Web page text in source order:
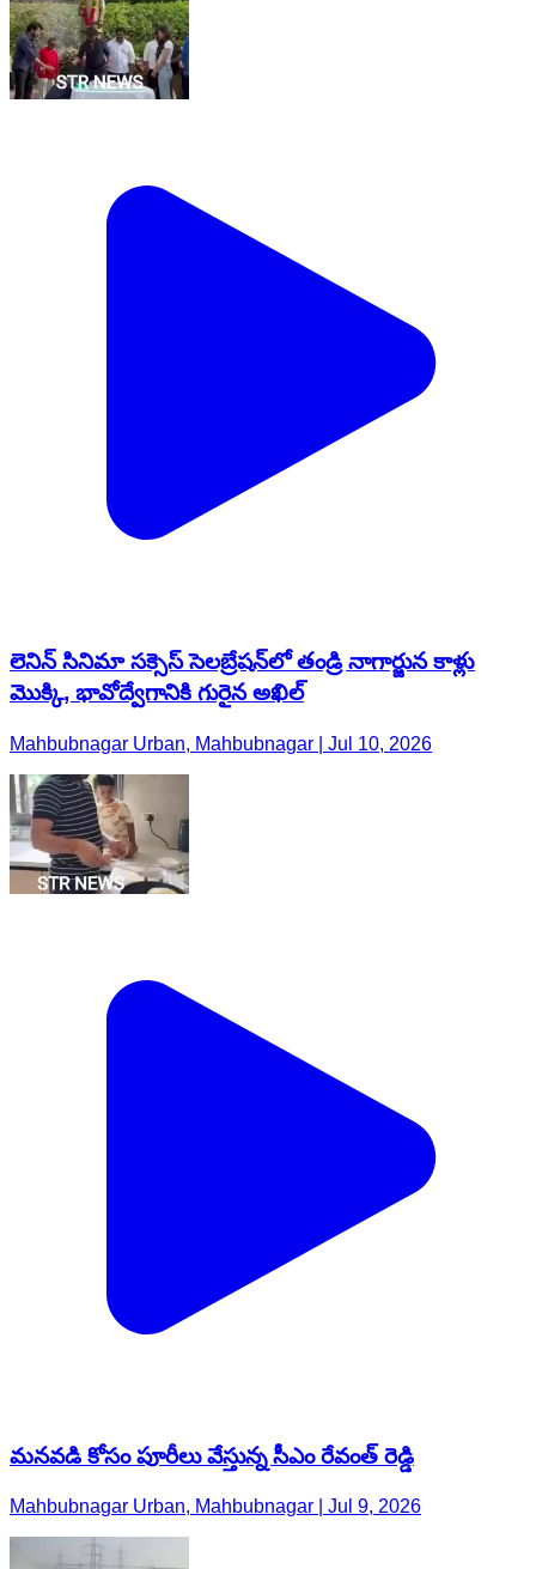
లెనిన్ సినిమా సక్సెస్ సెలబ్రేషన్‌లో తండ్రి నాగార్జున కాళ్లు
మొక్కి, భావోద్వేగానికి గురైన అఖిల్
Mahbubnagar Urban, Mahbubnagar | Jul 10, 2026
మనవడి కోసం పూరీలు వేస్తున్న సీఎం రేవంత్ రెడ్డి
Mahbubnagar Urban, Mahbubnagar | Jul 9, 2026